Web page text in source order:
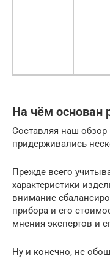
На чём основан
Составляя наш
придерживались
Прежде всего
характеристики
внимание
прибора и его
мнения экспертов и
Ну и конечно, не